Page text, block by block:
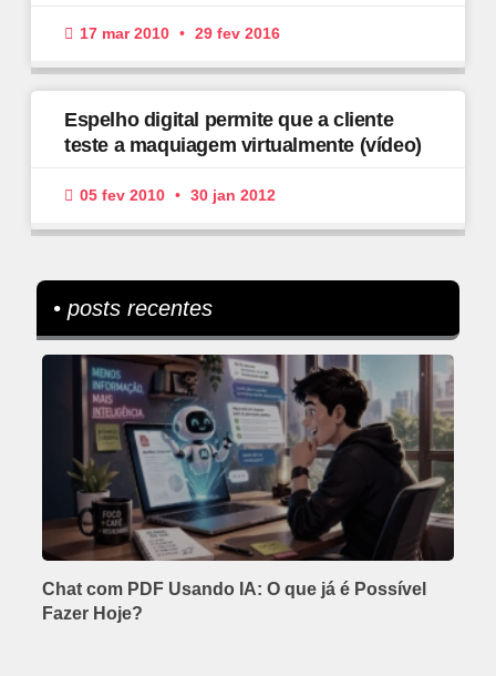
17 mar 2010 29 fev 2016
Espelho digital permite que a cliente
teste a maquiagem virtualmente (vídeo)
05 fev 2010 30 jan 2012
• posts recentes
Chat com PDF Usando IA: O que já é Possível
Fazer Hoje?